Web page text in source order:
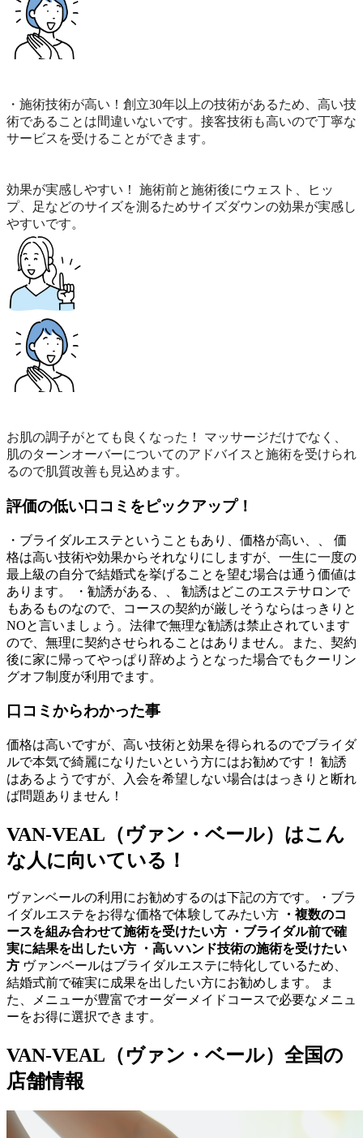
・施術技術が高い！創立30年以上の技術があるため、高い技
術であることは間違いないです。接客技術も高いので丁寧な
サービスを受けることができます。
効果が実感しやすい！ 施術前と施術後にウェスト、ヒッ
プ、足などのサイズを測るためサイズダウンの効果が実感し
やすいです。
お肌の調子がとても良くなった！ マッサージだけでなく、
肌のターンオーバーについてのアドバイスと施術を受けられ
るので肌質改善も見込めます。
評価の低い口コミをピックアップ！
・ブライダルエステということもあり、価格が高い、、 価
格は高い技術や効果からそれなりにしますが、一生に一度の
最上級の自分で結婚式を挙げることを望む場合は通う価値は
あります。 ・勧誘がある、、 勧誘はどこのエステサロンで
もあるものなので、コースの契約が厳しそうならはっきりと
NOと言いましょう。法律で無理な勧誘は禁止されています
ので、無理に契約させられることはありません。また、契約
後に家に帰ってやっぱり辞めようとなった場合でもクーリン
グオフ制度が利用でます。
口コミからわかった事
価格は高いですが、高い技術と効果を得られるのでブライダ
ルで本気で綺麗になりたいという方にはお勧めです！ 勧誘
はあるようですが、入会を希望しない場合ははっきりと断れ
ば問題ありません！
VAN-VEAL（ヴァン・ベール）はこん
な人に向いている！
ヴァンベールの利用にお勧めするのは下記の方です。・ブラ
イダルエステをお得な価格で体験してみたい方
・複数のコ
ースを組み合わせて施術を受けたい方
・ブライダル前で確
実に結果を出したい方
・高いハンド技術の施術を受けたい
方 ヴァンベールはブライダルエステに特化しているため、
結婚式前で確実に成果を出したい方にお勧めします。 ま
た、メニューが豊富でオーダーメイドコースで必要なメニュ
ーをお得に選択できます。
VAN-VEAL（ヴァン・ベール）全国の
店舗情報